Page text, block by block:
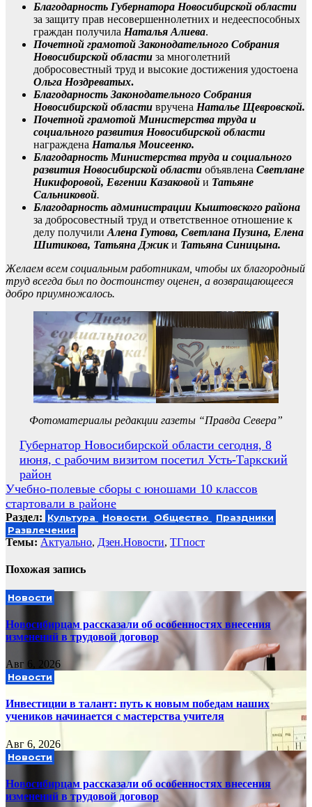
Благодарность Губернатора Новосибирской области
за защиту прав несовершеннолетних и недееспособных
граждан получила Наталья Алиева.
Почетной грамотой Законодательного Собрания
Новосибирской области за многолетний
добросовестный труд и высокие достижения удостоена
Ольга Ноздреватых.
Благодарность Законодательного Собрания
Новосибирской области вручена Наталье Щевровской.
Почетной грамотой Министерства труда и
социального развития Новосибирской области
награждена Наталья Моисеенко.
Благодарность Министерства труда и социального
развития Новосибирской области объявлена Светлане
Никифоровой, Евгении Казаковой и Татьяне
Сальниковой.
Благодарность администрации Кыштовского района
за добросовестный труд и ответственное отношение к
делу получили Алена Гутова, Светлана Пузина, Елена
Шитикова, Татьяна Джики Татьяна Синицына.
Желаем всем социальным работникам, чтобы их благородный
труд всегда был по достоинству оценен, а возвращающееся
добро приумножалось.
Фотоматериалы редакции газеты “Правда Севера”
Навигация
по
записям
Губернатор Новосибирской области сегодня, 8
июня, с рабочим визитом посетил Усть-Таркский
район
Учебно-полевые сборы с юношами 10 классов
стартовали в районе
Раздел: Культура Новости Общество
Праздники
Развлечения
Темы: Актуально, Дзен.Новости, ТГпост
Похожая запись
Новости
Новосибирцам рассказали об особенностях внесения
изменений в трудовой договор
Авг 6, 2026
Новости
Инвестиции в талант: путь к новым победам наших
учеников начинается с мастерства учителя
Авг 6, 2026
Новости
Новосибирцам рассказали об особенностях внесения
изменений в трудовой договор